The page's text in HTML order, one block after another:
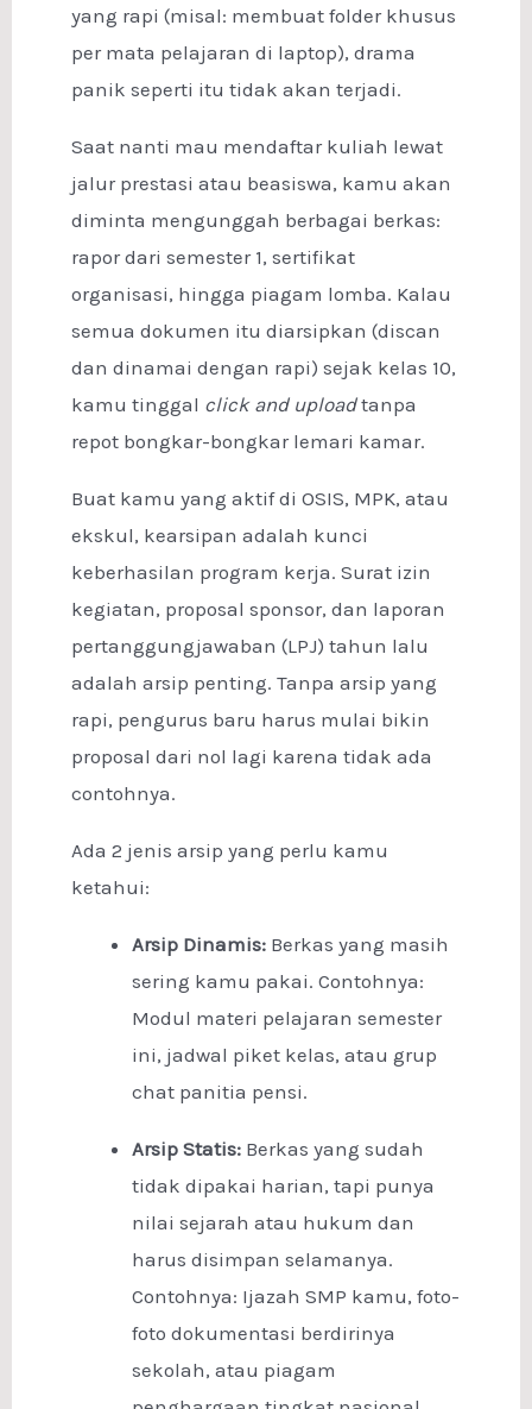
yang rapi (misal: membuat folder khusus
per mata pelajaran di laptop), drama
panik seperti itu tidak akan terjadi.
Saat nanti mau mendaftar kuliah lewat
jalur prestasi atau beasiswa, kamu akan
diminta mengunggah berbagai berkas:
rapor dari semester 1, sertifikat
organisasi, hingga piagam lomba. Kalau
semua dokumen itu diarsipkan (discan
dan dinamai dengan rapi) sejak kelas 10,
kamu tinggal click and uploadtanpa
repot bongkar-bongkar lemari kamar.
Buat kamu yang aktif di OSIS, MPK, atau
ekskul, kearsipan adalah kunci
keberhasilan program kerja. Surat izin
kegiatan, proposal sponsor, dan laporan
pertanggungjawaban (LPJ) tahun lalu
adalah arsip penting. Tanpa arsip yang
rapi, pengurus baru harus mulai bikin
proposal dari nol lagi karena tidak ada
contohnya.
Ada 2 jenis arsip yang perlu kamu
ketahui:
Arsip Dinamis: Berkas yang masih
sering kamu pakai. Contohnya:
Modul materi pelajaran semester
ini, jadwal piket kelas, atau grup
chat panitia pensi.
Arsip Statis: Berkas yang sudah
tidak dipakai harian, tapi punya
nilai sejarah atau hukum dan
harus disimpan selamanya.
Contohnya: Ijazah SMP kamu, foto-
foto dokumentasi berdirinya
sekolah, atau piagam